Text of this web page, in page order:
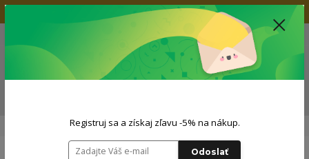
Doprava zadarmo nad 80€
0
0,00 EUR
Dámske tričká Tričko "Žijem, žijem..."
Registruj sa a získaj zľavu -5% na nákup.
Odoslať